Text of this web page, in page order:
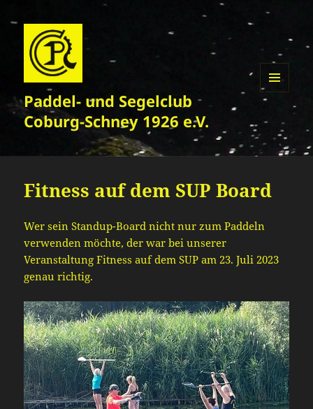
Paddel- und Segelclub
Coburg-Schney 1926 e.V.
MENÜ
WIDGETS
Fitness auf dem SUP Board
Wer sein Standup-Board nicht nur zum Paddeln
verwenden möchte, der war bei unserer
Veranstaltung Fitness auf dem SUP am 23. Juli 2023
genau richtig.